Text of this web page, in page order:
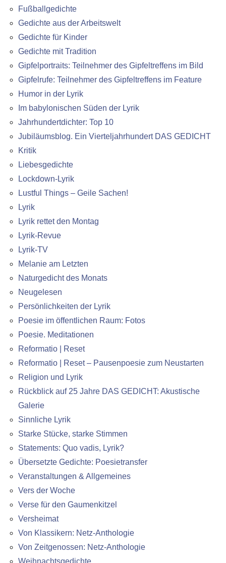
Fußballgedichte
Gedichte aus der Arbeitswelt
Gedichte für Kinder
Gedichte mit Tradition
Gipfelportraits: Teilnehmer des Gipfeltreffens im Bild
Gipfelrufe: Teilnehmer des Gipfeltreffens im Feature
Humor in der Lyrik
Im babylonischen Süden der Lyrik
Jahrhundertdichter: Top 10
Jubiläumsblog. Ein Vierteljahrhundert DAS GEDICHT
Kritik
Liebesgedichte
Lockdown-Lyrik
Lustful Things – Geile Sachen!
Lyrik
Lyrik rettet den Montag
Lyrik-Revue
Lyrik-TV
Melanie am Letzten
Naturgedicht des Monats
Neugelesen
Persönlichkeiten der Lyrik
Poesie im öffentlichen Raum: Fotos
Poesie. Meditationen
Reformatio | Reset
Reformatio | Reset – Pausenpoesie zum Neustarten
Religion und Lyrik
Rückblick auf 25 Jahre DAS GEDICHT: Akustische
Galerie
Sinnliche Lyrik
Starke Stücke, starke Stimmen
Statements: Quo vadis, Lyrik?
Übersetzte Gedichte: Poesietransfer
Veranstaltungen & Allgemeines
Vers der Woche
Verse für den Gaumenkitzel
Versheimat
Von Klassikern: Netz-Anthologie
Von Zeitgenossen: Netz-Anthologie